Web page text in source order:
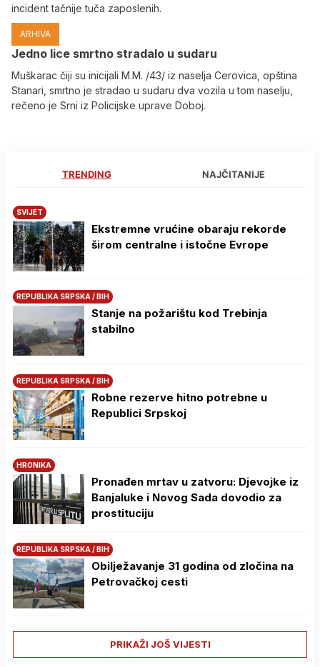
incident tačnije tuča zaposlenih.
ARHIVA
Јedno lice smrtno stradalo u sudaru
Muškarac čiji su inicijali M.M. /43/ iz naselja Cerovica, opština
Stanari, smrtno je stradao u sudaru dva vozila u tom naselju,
rečeno je Srni iz Policijske uprave Doboj.
TRENDING NAJČITANIJE
SVIJET
Ekstremne vrućine obaraju rekorde
širom centralne i istočne Evrope
REPUBLIKA SRPSKA / BIH
Stanje na požarištu kod Trebinja
stabilno
REPUBLIKA SRPSKA / BIH
Robne rezerve hitno potrebne u
Republici Srpskoj
HRONIKA
Pronađen mrtav u zatvoru: Djevojke iz
Banjaluke i Novog Sada dovodio za
prostituciju
REPUBLIKA SRPSKA / BIH
Obilježavanje 31 godina od zločina na
Petrovačkoj cesti
PRIKAŽI JOŠ VIJESTI